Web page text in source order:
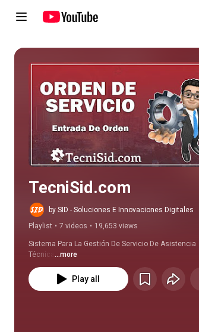
Play all
TecniSid.com
by SID - Soluciones E Innovaciones Digitales
Playlist • 7 videos • 19,653 views
Sistema Para La Gestión De Servicio De Asistencia
Técnica ...more
Play all